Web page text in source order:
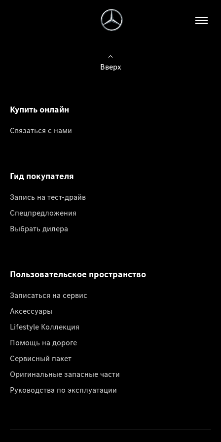
Вверх
Купить онлайн
Связаться с нами
Гид покупателя
Запись на тест-драйв
Спецпредложения
Выбрать дилера
Пользовательское пространство
Записаться на сервис
Аксессуары
Lifestyle Коллекция
Помощь на дороге
Сервисный пакет
Оригинальные запасные части
Руководства по эксплуатации